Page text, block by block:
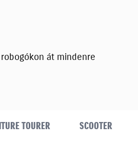
át mindenre
TOURER SCOOTER